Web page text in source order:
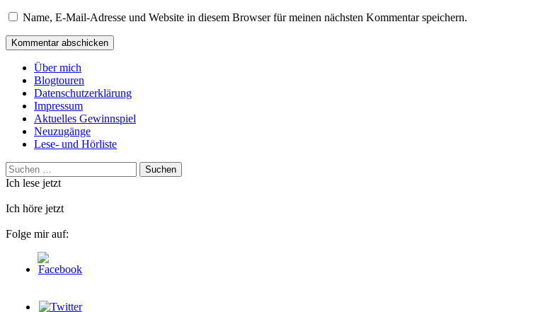
Name, E-Mail-Adresse und Website in diesem Browser für meinen nächsten Kommentar speichern.
Über mich
Blogtouren
Datenschutzerklärung
Impressum
Aktuelles Gewinnspiel
Neuzugänge
Lese- und Hörliste
Suchen
nach:
Ich lese jetzt
Ich höre jetzt
Folge mir auf: